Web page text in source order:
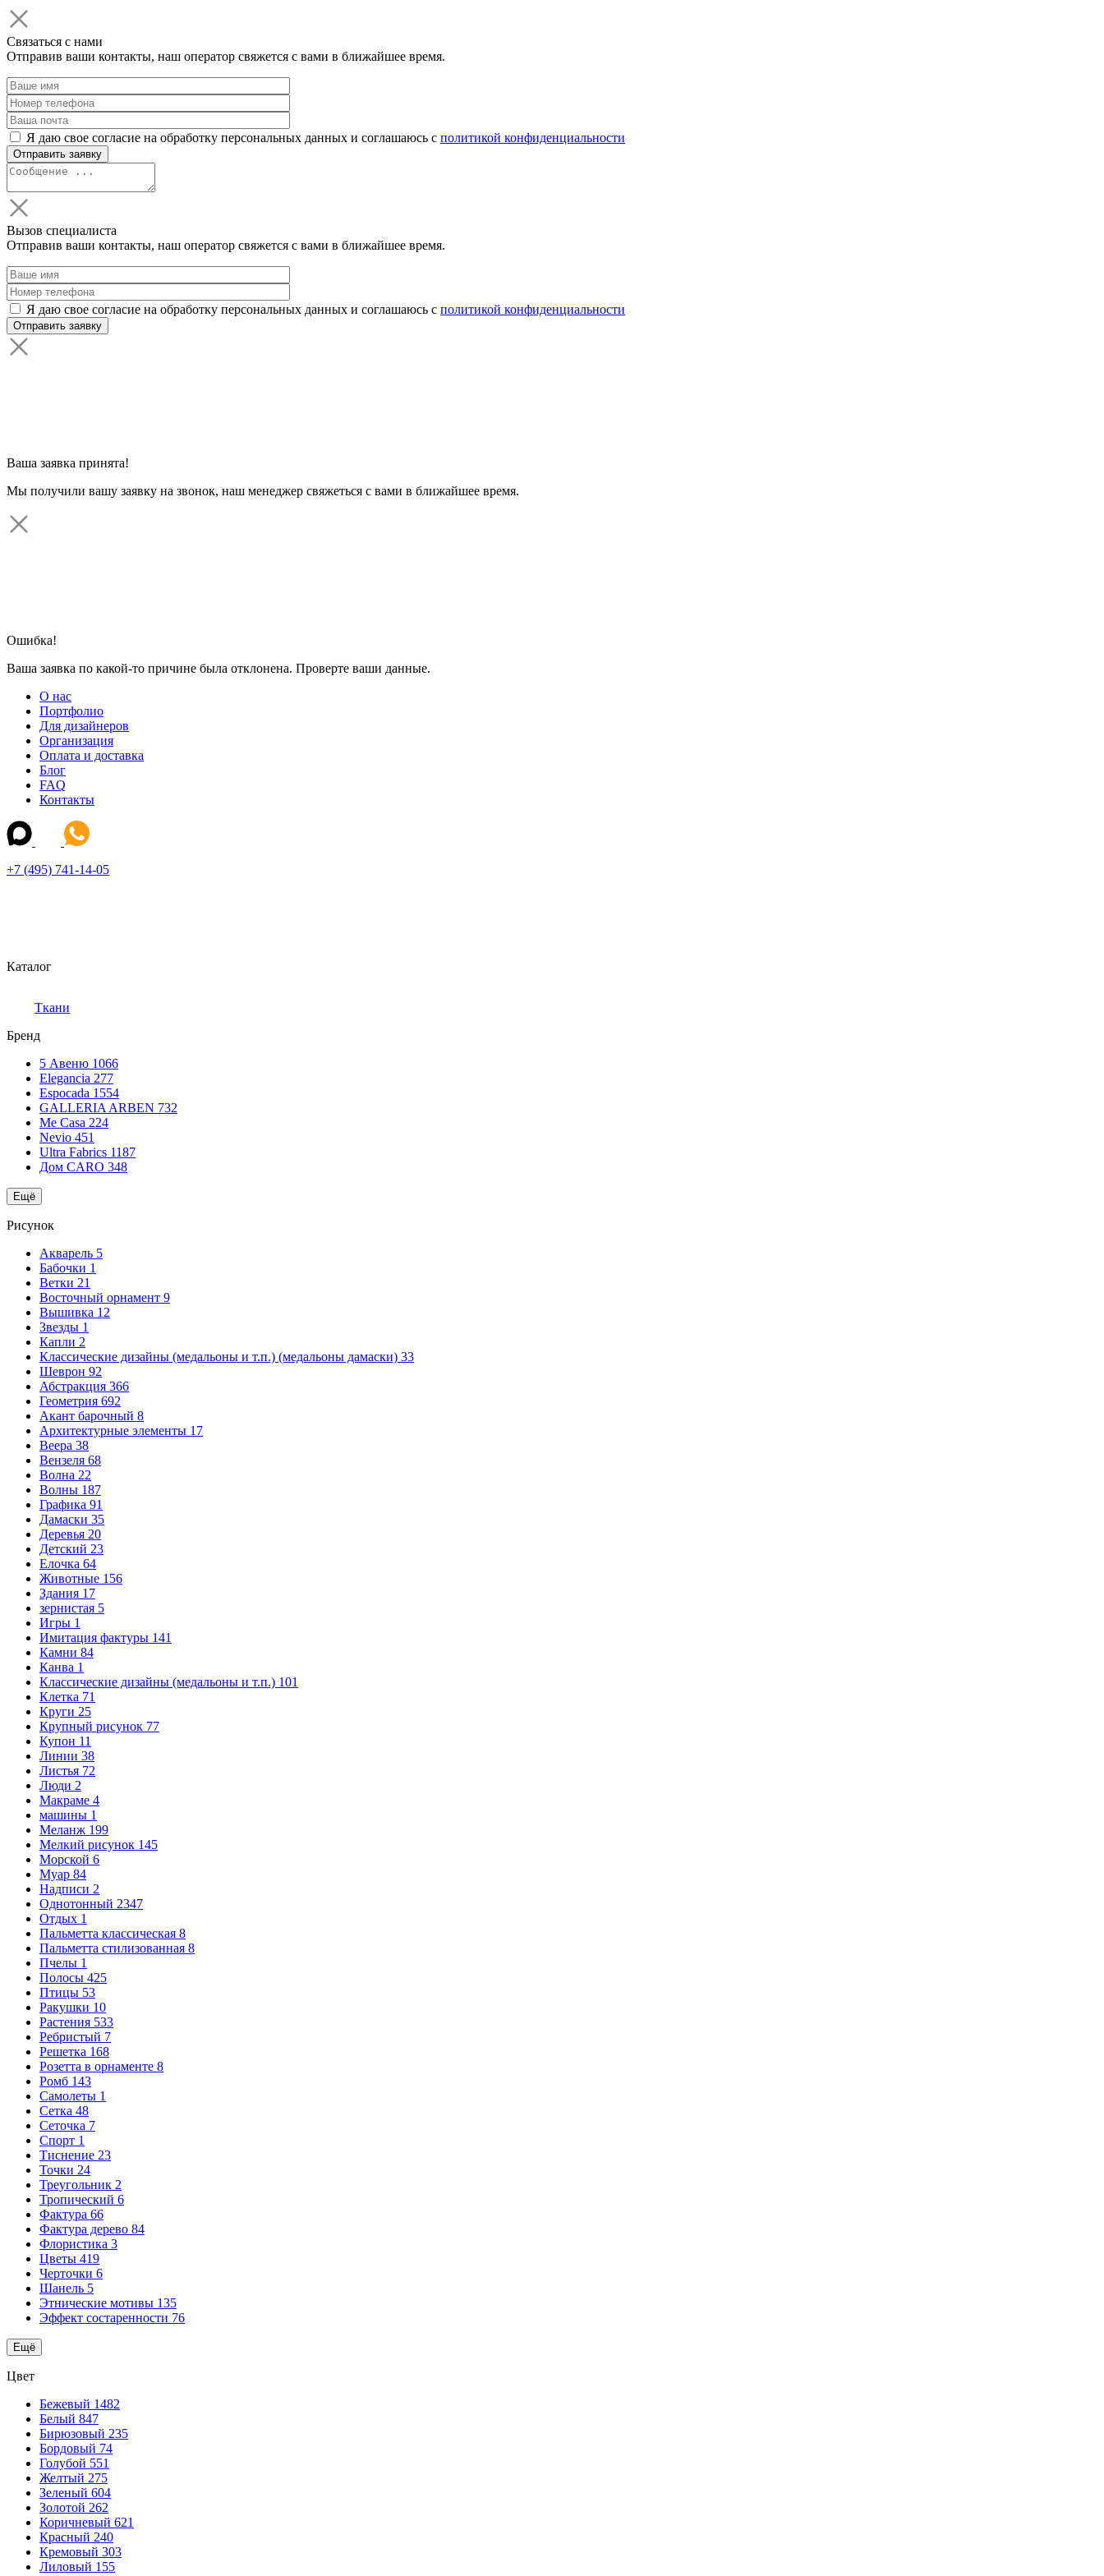
Связаться с нами
Отправив ваши контакты, наш оператор свяжется с вами в ближайшее время.
Я даю свое согласие на обработку персональных данных и соглашаюсь с политикой конфиденциальности
Вызов специалиста
Отправив ваши контакты, наш оператор свяжется с вами в ближайшее время.
Я даю свое согласие на обработку персональных данных и соглашаюсь с политикой конфиденциальности
Ваша заявка принята!
Мы получили вашу заявку на звонок, наш менеджер свяжеться с вами в ближайшее время.
Ошибка!
Ваша заявка по какой-то причине была отклонена. Проверте ваши данные.
О нас
Портфолио
Для дизайнеров
Организация
Оплата и доставка
Блог
FAQ
Контакты
+7 (495) 741-14-05
Каталог
Ткани
Бренд
5 Авеню 1066
Elegancia 277
Espocada 1554
GALLERIA ARBEN 732
Me Casa 224
Nevio 451
Ultra Fabrics 1187
Дом CARO 348
Ещё
Рисунок
Акварель 5
Бабочки 1
Ветки 21
Восточный орнамент 9
Вышивка 12
Звезды 1
Капли 2
Классические дизайны (медальоны и т.п.) (медальоны дамаски) 33
Шеврон 92
Абстракция 366
Геометрия 692
Акант барочный 8
Архитектурные элементы 17
Веера 38
Вензеля 68
Волна 22
Волны 187
Графика 91
Дамаски 35
Деревья 20
Детский 23
Елочка 64
Животные 156
Здания 17
зернистая 5
Игры 1
Имитация фактуры 141
Камни 84
Канва 1
Классические дизайны (медальоны и т.п.) 101
Клетка 71
Круги 25
Крупный рисунок 77
Купон 11
Линии 38
Листья 72
Люди 2
Макраме 4
машины 1
Меланж 199
Мелкий рисунок 145
Морской 6
Муар 84
Надписи 2
Однотонный 2347
Отдых 1
Пальметта классическая 8
Пальметта стилизованная 8
Пчелы 1
Полосы 425
Птицы 53
Ракушки 10
Растения 533
Ребристый 7
Решетка 168
Розетта в орнаменте 8
Ромб 143
Самолеты 1
Сетка 48
Сеточка 7
Спорт 1
Тиснение 23
Точки 24
Треугольник 2
Тропический 6
Фактура 66
Фактура дерево 84
Флористика 3
Цветы 419
Черточки 6
Шанель 5
Этнические мотивы 135
Эффект состаренности 76
Ещё
Цвет
Бежевый 1482
Белый 847
Бирюзовый 235
Бордовый 74
Голубой 551
Желтый 275
Зеленый 604
Золотой 262
Коричневый 621
Красный 240
Кремовый 303
Лиловый 155